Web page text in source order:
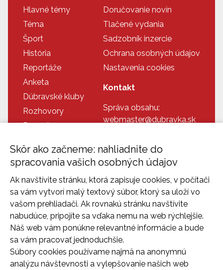
Hlavné témy
Téma
Šport
História
Reportáže
Anketa
Dúbravské kluby
Rozhovory
Recepty
Program
Dúbravka na fotkách
Kontakt
Doručovanie novín
Tlačené vydania
Sadzobník inzercie
Ochrana osobných údajov
Nastavenia cookies
Kontakt
Správa obsahu:
webmaster@dubravka.sk
info@dubravka.sk
Dispečing:
Skôr ako začneme: nahliadnite do
spracovania vašich osobných údajov
Ak navštívite stránku, ktorá zapisuje cookies, v počítači
sa vám vytvorí malý textový súbor, ktorý sa uloží vo
vašom prehliadači. Ak rovnakú stránku navštívite
nabudúce, pripojíte sa vďaka nemu na web rýchlejšie.
Náš web vám ponúkne relevantné informácie a bude
sa vám pracovať jednoduchšie.
Súbory cookies používame najmä na anonymnú
analýzu návštevnosti a vylepšovanie našich web